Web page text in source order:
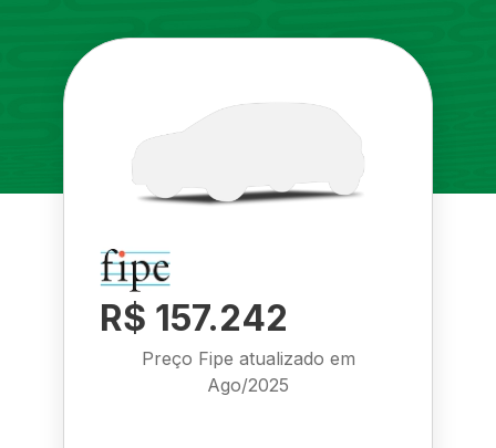
R$ 157.242
Preço Fipe atualizado em
Ago/2025